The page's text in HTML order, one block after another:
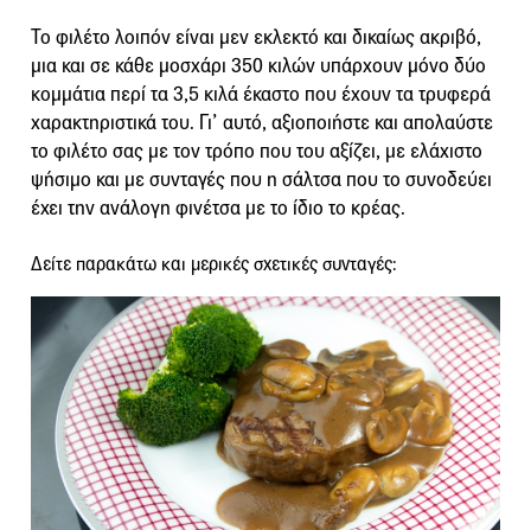
Το φιλέτο λοιπόν είναι μεν εκλεκτό και δικαίως ακριβό,
μια και σε κάθε μοσχάρι 350 κιλών υπάρχουν μόνο δύο
κομμάτια περί τα 3,5 κιλά έκαστο που έχουν τα τρυφερά
χαρακτηριστικά του. Γι’ αυτό, αξιοποιήστε και απολαύστε
το φιλέτο σας με τον τρόπο που του αξίζει, με ελάχιστο
ψήσιμο και με συνταγές που η σάλτσα που το συνοδεύει
έχει την ανάλογη φινέτσα με το ίδιο το κρέας.
Δείτε παρακάτω και μερικές σχετικές συνταγές: